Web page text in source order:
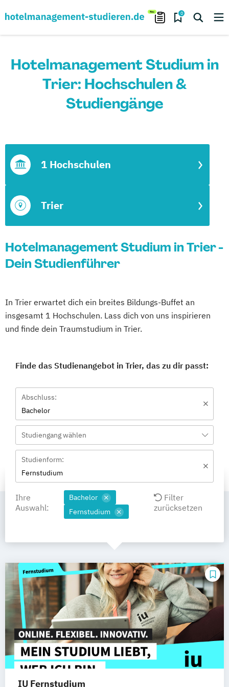
0
Hotelmanagement Studium in
Trier: Hochschulen &
Studiengänge
Trier
1 Hochschulen
Hotelmanagement Studium in Trier -
Dein Studienführer
In Trier erwartet dich ein breites Bildungs-Buffet an
insgesamt 1 Hochschulen. Lass dich von uns inspirieren
und finde dein Traumstudium in Trier.
Finde das Studienangebot in Trier, das zu dir passt:
Abschluss:
Bachelor
Studiengang wählen
Studienform:
Fernstudium
Ihre
Auswahl:
Bachelor
Fernstudium
Filter
zurücksetzen
IU Fernstudium